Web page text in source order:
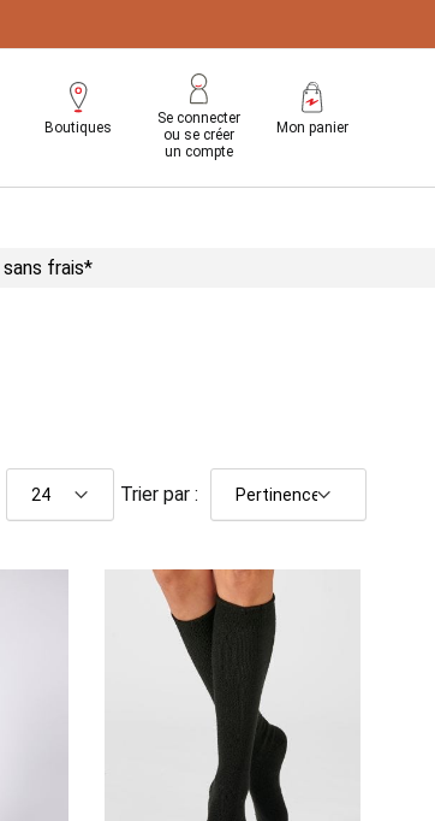
Boutiques
Se connecter
ou se créer
un compte
Mon panier
sans frais*
Trier par :